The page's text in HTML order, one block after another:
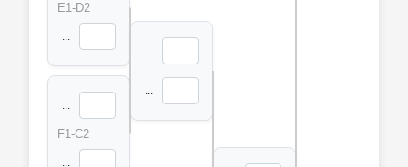
E1-D2
...
...
F1-C2
...
...
...